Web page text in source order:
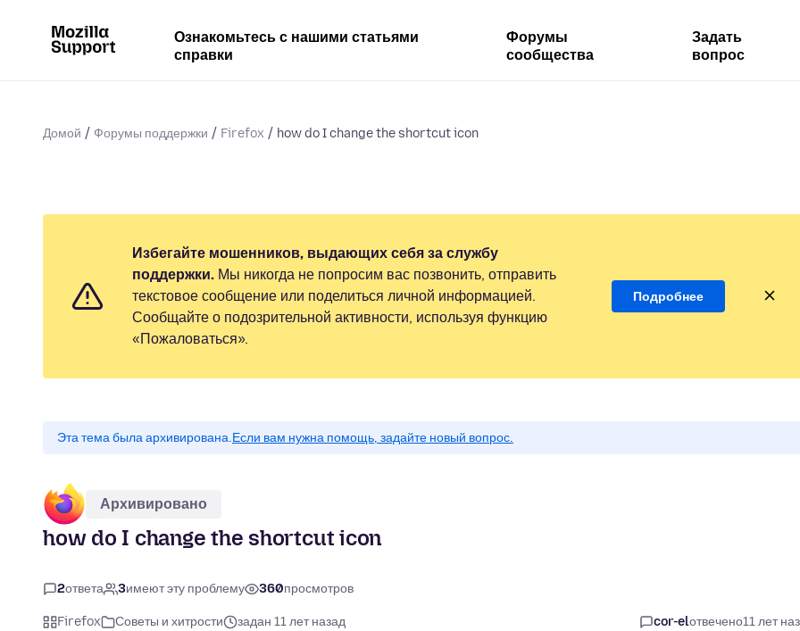
Ознакомьтесь с нашими статьями
справки
Форумы
сообщества
Задать
вопрос
Домой Форумы поддержки Firefox how do I change the shortcut icon
Избегайте мошенников, выдающих себя за службу
поддержки. Мы никогда не попросим вас позвонить, отправить
текстовое сообщение или поделиться личной информацией.
Сообщайте о подозрительной активности, используя функцию
«Пожаловаться».
Подробнее
Эта тема была архивирована.Если вам нужна помощь, задайте новый вопрос.
Архивировано
how do I change the shortcut icon
2ответа 3имеют эту проблему 360просмотров
Firefox Советы и хитрости задан 11 лет назад cor-elотвечено11 лет